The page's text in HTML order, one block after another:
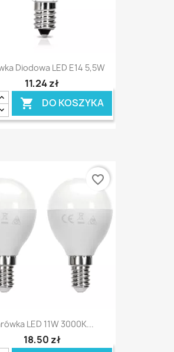
Diodowa LED E14 5,5W
11,24 zł
 DO KOSZYKA
LED 11W 3000K...
18,50 zł
favorite_border